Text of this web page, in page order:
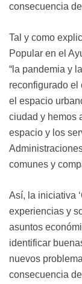
consecuencia
Tal y como
Popular en el
“la pandemia y
reconfigurado el
el espacio
ciudad y hemos
espacio y los
comunes y
Así, la iniciativa
experiencias y
asuntos
identificar
nuevos
consecuencia